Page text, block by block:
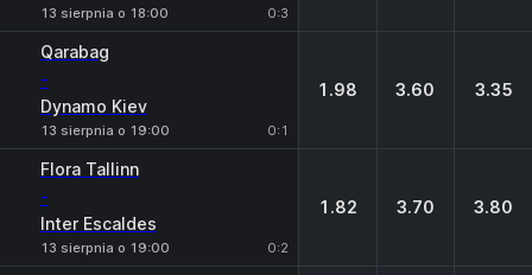
13 sierpnia o 18:00 0:3
Qarabag
-
Dynamo Kiev
13 sierpnia o 19:00 0:1
1.98 3.60 3.35
Flora Tallinn
-
Inter Escaldes
13 sierpnia o 19:00 0:2
1.82 3.70 3.80